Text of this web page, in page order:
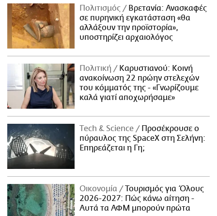
Πολιτισμός
Βρετανία: Ανασκαφές
σε πυρηνική εγκατάσταση «θα
αλλάξουν την προϊστορία»,
υποστηρίζει αρχαιολόγος
Πολιτική
Καρυστιανού: Κοινή
ανακοίνωση 22 πρώην στελεχών
του κόμματός της - «Γνωρίζουμε
καλά γιατί αποχωρήσαμε»
Τech & Science
Προσέκρουσε ο
πύραυλος της SpaceX στη Σελήνη:
Επηρεάζεται η Γη;
Οικονομία
Τουρισμός για Όλους
2026-2027: Πώς κάνω αίτηση -
Αυτά τα ΑΦΜ μπορούν πρώτα